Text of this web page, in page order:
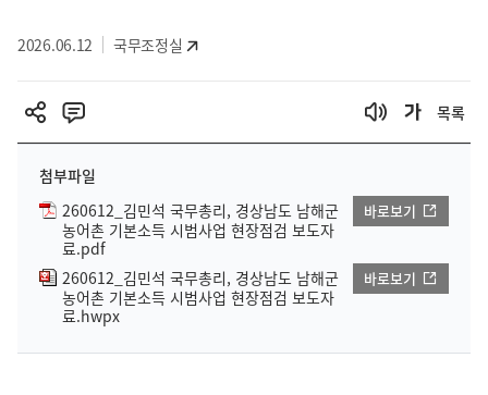
2026.06.12 국무조정실
목록
첨부파일
260612_김민석 국무총리, 경상남도 남해군
농어촌 기본소득 시범사업 현장점검 보도자
료.pdf
바로보기
260612_김민석 국무총리, 경상남도 남해군
농어촌 기본소득 시범사업 현장점검 보도자
료.hwpx
바로보기